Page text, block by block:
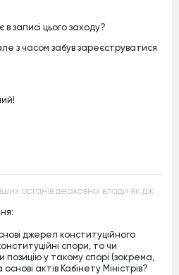
записі цього заходу?
з часом забув зареєструватися
Акти Кабінету Міністрів та інших органів державної влади як джерела конституційного права
джерел конституційного
спори, то чи
у такому спорі (зокрема,
актів Кабінету Міністрів?